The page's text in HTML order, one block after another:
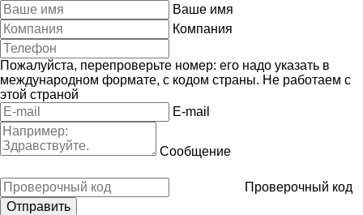
Ваше имя
Компания
Пожалуйста, перепроверьте номер: его надо указать в
международном формате, с кодом страны. Не работаем с
этой страной
E-mail
Сообщение
Проверочный код